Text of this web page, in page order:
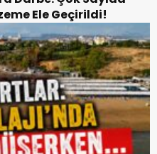
Ele Geçirildi!